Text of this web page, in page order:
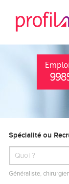
Spécialité ou
Généraliste,